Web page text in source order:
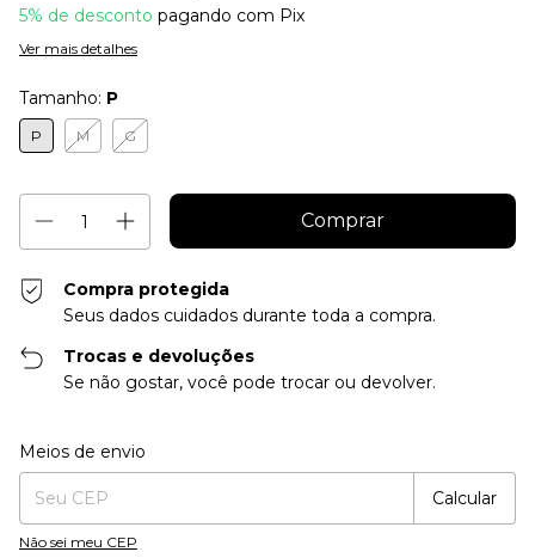
5% de desconto pagando com Pix
Ver mais detalhes
Tamanho: P
P M G
Compra protegida
Seus dados cuidados durante toda a compra.
Trocas e devoluções
Se não gostar, você pode trocar ou devolver.
Entregas para o CEP:
Meios de envio
Calcular
Não sei meu CEP